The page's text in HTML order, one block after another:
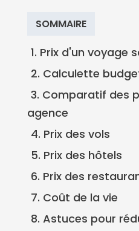
SOMMAIRE
1. Prix d'un voyage
2. Calculette
3. Comparatif des
agence
4. Prix des vols
5. Prix des hôtels
6. Prix des
7. Coût de la vie
8. Astuces pour